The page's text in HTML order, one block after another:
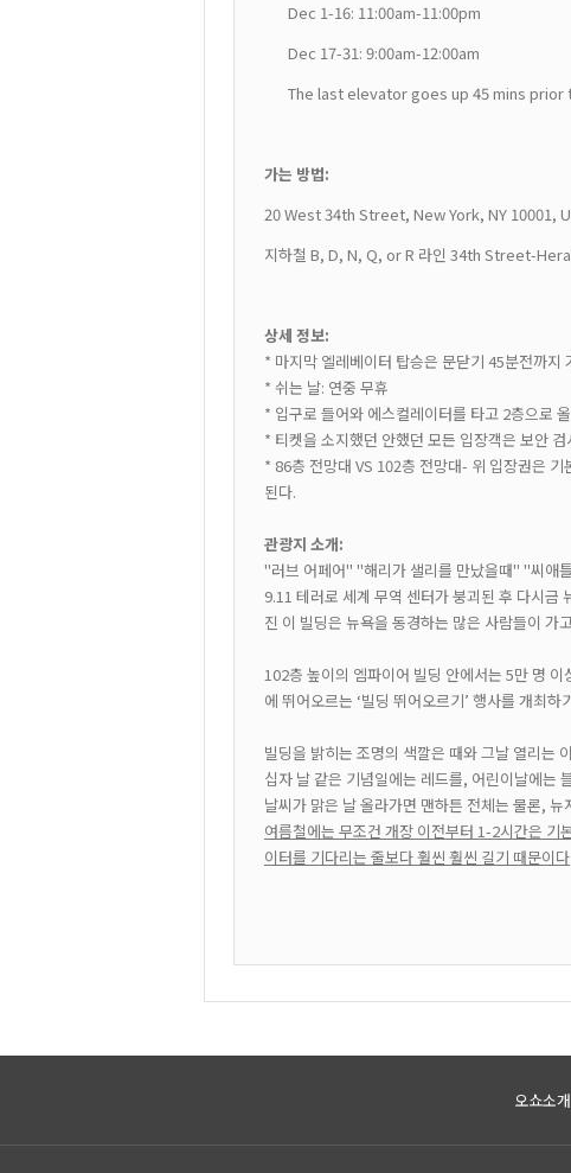
Dec 1-16: 11:00am-11:00pm
Dec 17-31: 9:00am-12:00am
The last elevator goes up 45 mins prior
가는 방법:
20 West 34th Street, New York, NY 10001,
지하철 B, D, N, Q, or R 라인 34th Street-
상세 정보:
* 마지막 엘레베이터 탑승은 문닫기 45분전까지
* 쉬는 날: 연중 무휴
* 입구로 들어와 에스컬레이터를 타고 2층으로
* 티켓을 소지했던 안했던 모든 입장객은 보안
* 86층 전망대 VS 102층 전망대- 위 입장권은
된다.
관광지 소개:
"러브 어페어" "해리가 샐리를 만났을때" "씨애
9.11 테러로 세계 무역 센터가 붕괴된 후 다시금
진 이 빌딩은 뉴욕을 동경하는 많은 사람들이 가
102층 높이의 엠파이어 빌딩 안에서는 5만 명
에 뛰어오르는 ‘빌딩 뛰어오르기’ 행사를 개최하
빌딩을 밝히는 조명의 색깔은 때와 그날 열리는
십자 날 같은 기념일에는 레드를, 어린이날에는
날씨가 맑은 날 올라가면 맨하튼 전체는 물론,
여름철에는 무조건 개장 이전부터 1-2시간은 기
이터를 기다리는 줄보다 훨씬 훨씬 길기 때문이다
오쇼소개